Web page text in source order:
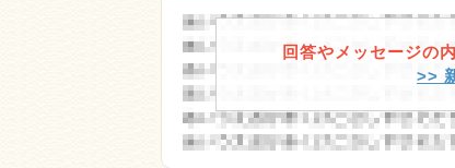
回答やメッセージの
>>